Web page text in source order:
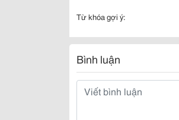
Từ khóa gợi ý:
Bình luận